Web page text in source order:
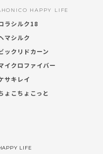
HAPPY LIFE
ラシルク18
マシルク
ックリドカーン
イクロファイバー
サキレイ
ょこちょこっと
LIFE